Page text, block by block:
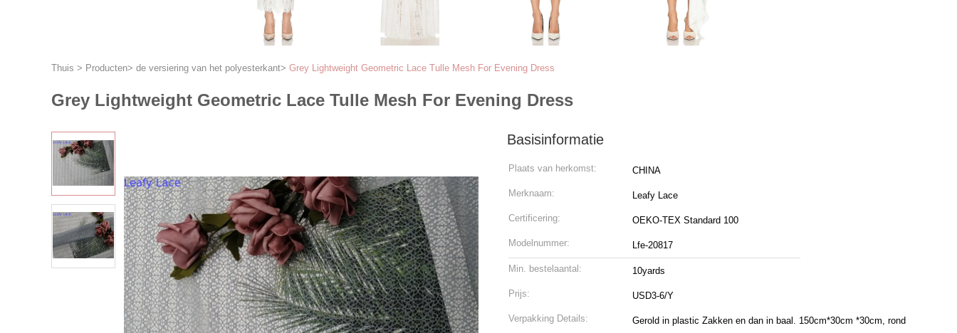
Thuis > Producten> de versiering van het polyesterkant> Grey Lightweight Geometric Lace Tulle Mesh For Evening Dress
Grey Lightweight Geometric Lace Tulle Mesh For Evening Dress
Basisinformatie
Plaats van herkomst: CHINA
Merknaam: Leafy Lace
Certificering: OEKO-TEX Standard 100
Modelnummer: Lfe-20817
Min. bestelaantal: 10yards
Prijs: USD3-6/Y
Verpakking Details: Gerold in plastic Zakken en dan in baal. 150cm*30cm *30cm, rond